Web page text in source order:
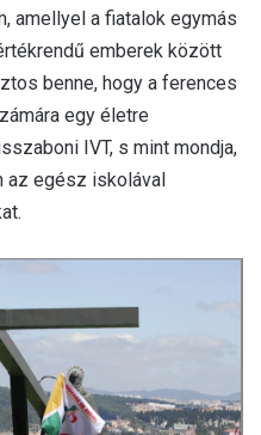
amellyel a fiatalok egymás
emberek között
benne, hogy a ferences
egy életre
IVT, s mint mondja,
az egész iskolával